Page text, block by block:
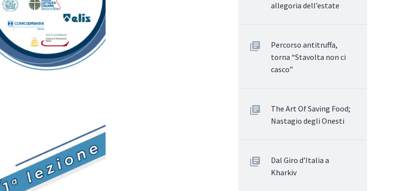
allegoria dell’estate
Percorso antitruffa,
torna “Stavolta non ci
casco”
The Art Of Saving Food;
Nastagio degli Onesti
Dal Giro d’Italia a
Kharkiv